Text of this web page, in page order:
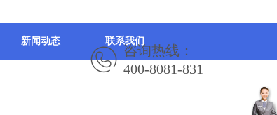
咨询热线：
400-8081-831
新闻动态 联系我们